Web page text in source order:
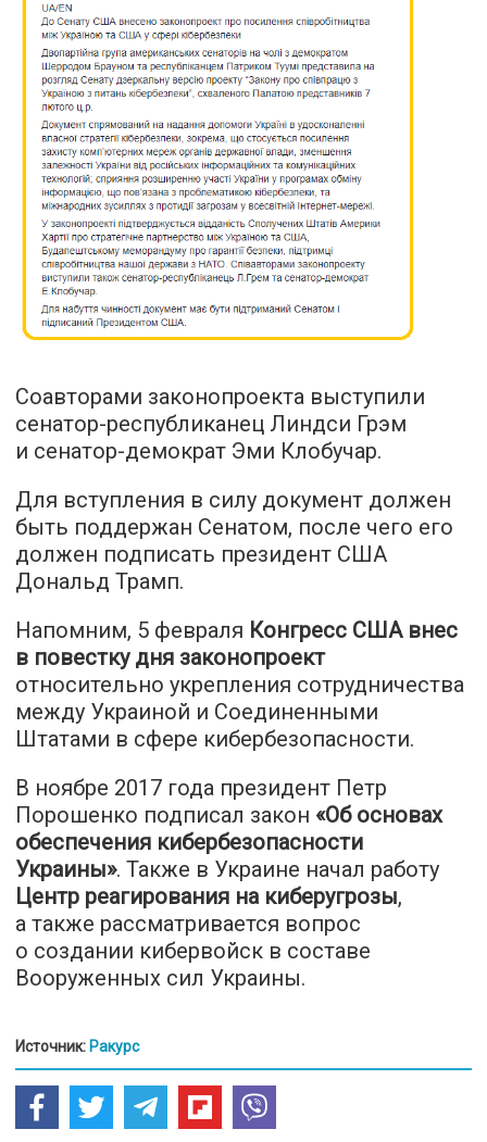
Соавторами законопроекта выступили
сенатор-республиканец Линдси Грэм
и сенатор-демократ Эми Клобучар.
Для вступления в силу документ должен
быть поддержан Сенатом, после чего его
должен подписать президент США
Дональд Трамп.
Напомним, 5 февраля Конгресс США внес
в повестку дня законопроект
относительно укрепления сотрудничества
между Украиной и Соединенными
Штатами в сфере кибербезопасности.
В ноябре 2017 года президент Петр
Порошенко подписал закон «Об основах
обеспечения кибербезопасности
Украины». Также в Украине начал работу
Центр реагирования на киберугрозы,
а также рассматривается вопрос
о создании кибервойск в составе
Вооруженных сил Украины.
Источник: Ракурс